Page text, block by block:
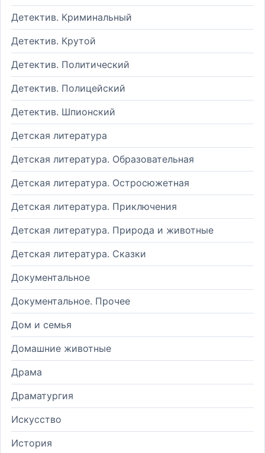
Детектив. Криминальный
Детектив. Крутой
Детектив. Политический
Детектив. Полицейский
Детектив. Шпионский
Детская литература
Детская литература. Образовательная
Детская литература. Остросюжетная
Детская литература. Приключения
Детская литература. Природа и животные
Детская литература. Сказки
Документальное
Документальное. Прочее
Дом и семья
Домашние животные
Драма
Драматургия
Искусство
История